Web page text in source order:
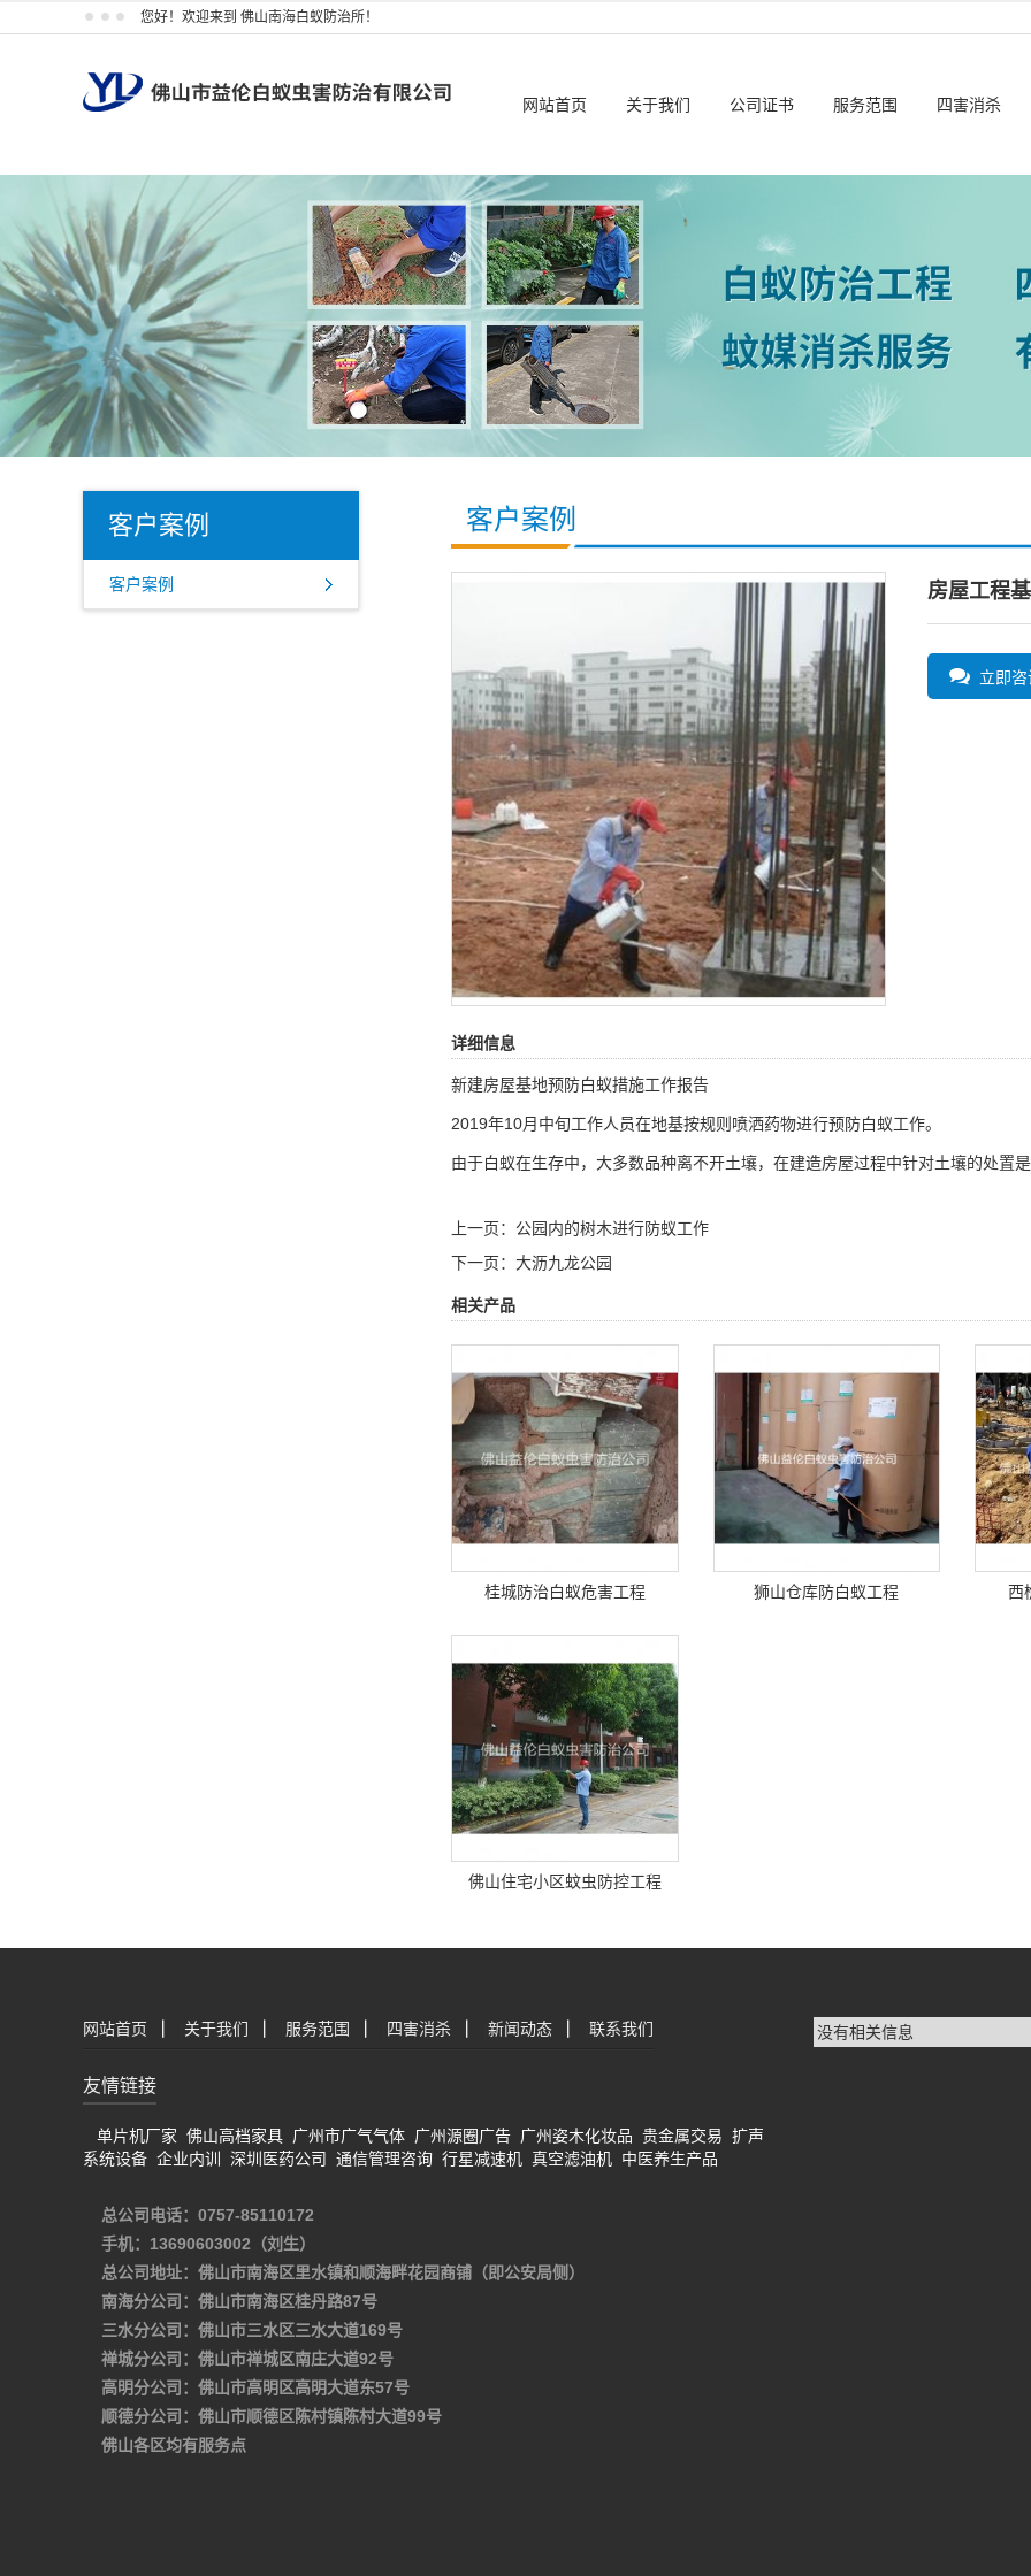
您好！欢迎来到 佛山南海白蚁防治所！
网站首页 关于我们 公司证书 服务范围 四害消杀
客户案例
客户案例
客户案例
房屋工程
立即咨
详细信息
新建房屋基地预防白蚁措施工作报告
2019年10月中旬工作人员在地基按规则喷洒药物进行预防白蚁工作。
由于白蚁在生存中，大多数品种离不开土壤，在建造房屋过程中针对土壤的处置是
上一页： 公园内的树木进行防蚁工作
下一页： 大沥九龙公园
相关产品
桂城防治白蚁危害工程 狮山仓库防白蚁工程 西
佛山住宅小区蚊虫防控工程
网站首页 关于我们 服务范围 四害消杀 新闻动态 联系我们
友情链接
单片机厂家 佛山高档家具 广州市广气气体 广州源圈广告 广州姿木化妆品 贵金属交易 扩声
系统设备 企业内训 深圳医药公司 通信管理咨询 行星减速机 真空滤油机 中医养生产品
总公司电话：0757-85110172
手机：13690603002（刘生）
总公司地址：佛山市南海区里水镇和顺海畔花园商铺（即公安局侧）
南海分公司：佛山市南海区桂丹路87号
三水分公司：佛山市三水区三水大道169号
禅城分公司：佛山市禅城区南庄大道92号
高明分公司：佛山市高明区高明大道东57号
顺德分公司：佛山市顺德区陈村镇陈村大道99号
佛山各区均有服务点
没有相关信息